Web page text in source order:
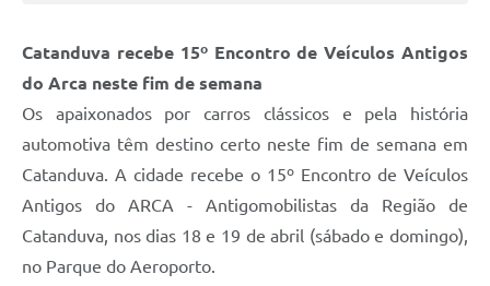
A Prefeitura
Jornal
Agenda
Diário Oficial
Catanduva recebe 15º Encontro de Veículos Antigos
do Arca neste fim de semana
Os apaixonados por carros clássicos e pela história
automotiva têm destino certo neste fim de semana em
Catanduva. A cidade recebe o 15º Encontro de Veículos
Antigos do ARCA - Antigomobilistas da Região de
Catanduva, nos dias 18 e 19 de abril (sábado e domingo),
no Parque do Aeroporto.